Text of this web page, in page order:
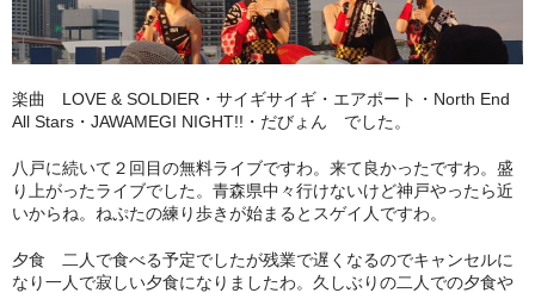
楽曲 LOVE & SOLDIER・サイギサイギ・エアポート・North End
All Stars・JAWAMEGI NIGHT!!・だびょん でした。
八戸に続いて２回目の無料ライブですわ。来て良かったですわ。盛
り上がったライブでした。青森県中々行けないけど神戸やったら近
いからね。ねぷたの練り歩きが始まるとスゲイ人ですわ。
夕食 二人で食べる予定でしたが残業で遅くなるのでキャンセルに
なり一人で寂しい夕食になりましたわ。久しぶりの二人での夕食や